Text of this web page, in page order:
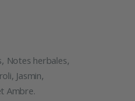
Notes herbales,
Jasmin,
Ambre.